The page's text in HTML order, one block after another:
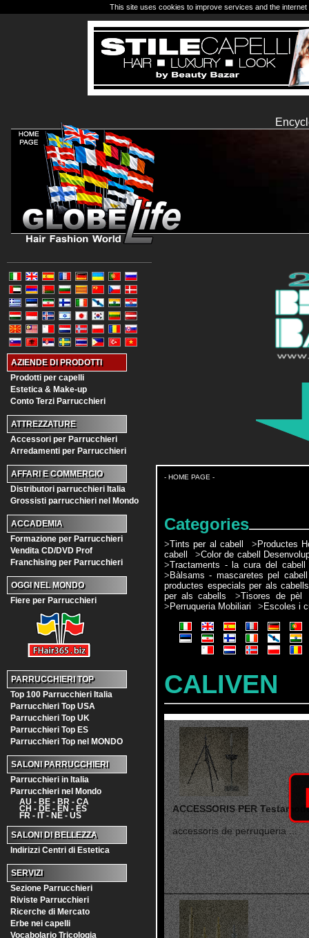
AZIENDE DI PRODOTTI
Prodotti per capelli
Estetica & Make-up
Conto Terzi Parrucchieri
ATTREZZATURE
Accessori per Parrucchieri
Arredamenti per Parrucchieri
AFFARI E COMMERCIO
Distributori parrucchieri Italia
Grossisti parrucchieri nel Mondo
ACCADEMIA
Formazione per Parrucchieri
Vendita CD/DVD Prof
Franchising per Parrucchieri
OGGI NEL MONDO
Fiere per Parrucchieri
PARRUCCHIERI TOP
Top 100 Parrucchieri Italia
Parrucchieri Top USA
Parrucchieri Top UK
Parrucchieri Top ES
Parrucchieri Top nel MONDO
SALONI PARRUCCHIERI
Parrucchieri in Italia
Parrucchieri nel Mondo
AU - BE - BR - CA
CH - DE - EN - ES
FR - IT - NE - US
SALONI DI BELLEZZA
Indirizzi Centri di Estetica
SERVIZI
Sezione Parrucchieri
Riviste Parrucchieri
Ricerche di Mercato
Erbe nei capelli
Vocabolario Tricologia
- HOME PAGE -
Categories
>Tints per al cabell > Productes
cabell
>Color de cabell
>Tractaments - la cura del cabell
> Bàlsams - mascaretes pel cabell
productes especials per als cabells
per als cabells
>Tisores de pèl
> Perruqueria Mobiliari > Escoles i
CALIVEN
ACCESSORIS PER
accessoris de perruqueria ...
This site uses cookies to improve services and the